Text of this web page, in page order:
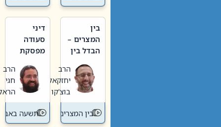
בין
המצרים –
הבדל בין
חדשה
לישנה
הרב
יחזקאל
בוצ'קו
בין המצרים
דיני
סעודה
מפסקת
תשעה
באב
הרב
חגי
הראל
תשעה באב